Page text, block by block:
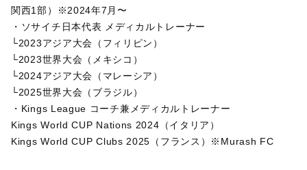
関西1部）※2024年7月〜
・ソサイチ日本代表 メディカルトレーナー
└2023アジア大会（フィリピン）
└2023世界大会（メキシコ）
└2024アジア大会（マレーシア）
└2025世界大会（ブラジル）
・Kings League コーチ兼メディカルトレーナー
Kings World CUP Nations 2024（イタリア）
Kings World CUP Clubs 2025（フランス）※Murash FC